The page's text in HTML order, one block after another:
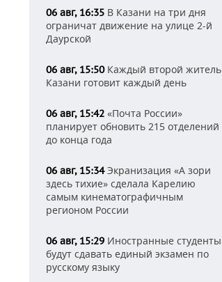
06 авг, 16:35 В Казани на три дня
ограничат движение на улице 2-й
Даурской
06 авг, 15:50Каждый второй житель
Казани готовит каждый день
06 авг, 15:42 «Почта России»
планирует обновить 215 отделений
до конца года
06 авг, 15:34Экранизация «А зори
здесь тихие» сделала Карелию
самым кинематографичным
регионом России
06 авг, 15:29 Иностранные студенты
будут сдавать единый экзамен по
русскому языку